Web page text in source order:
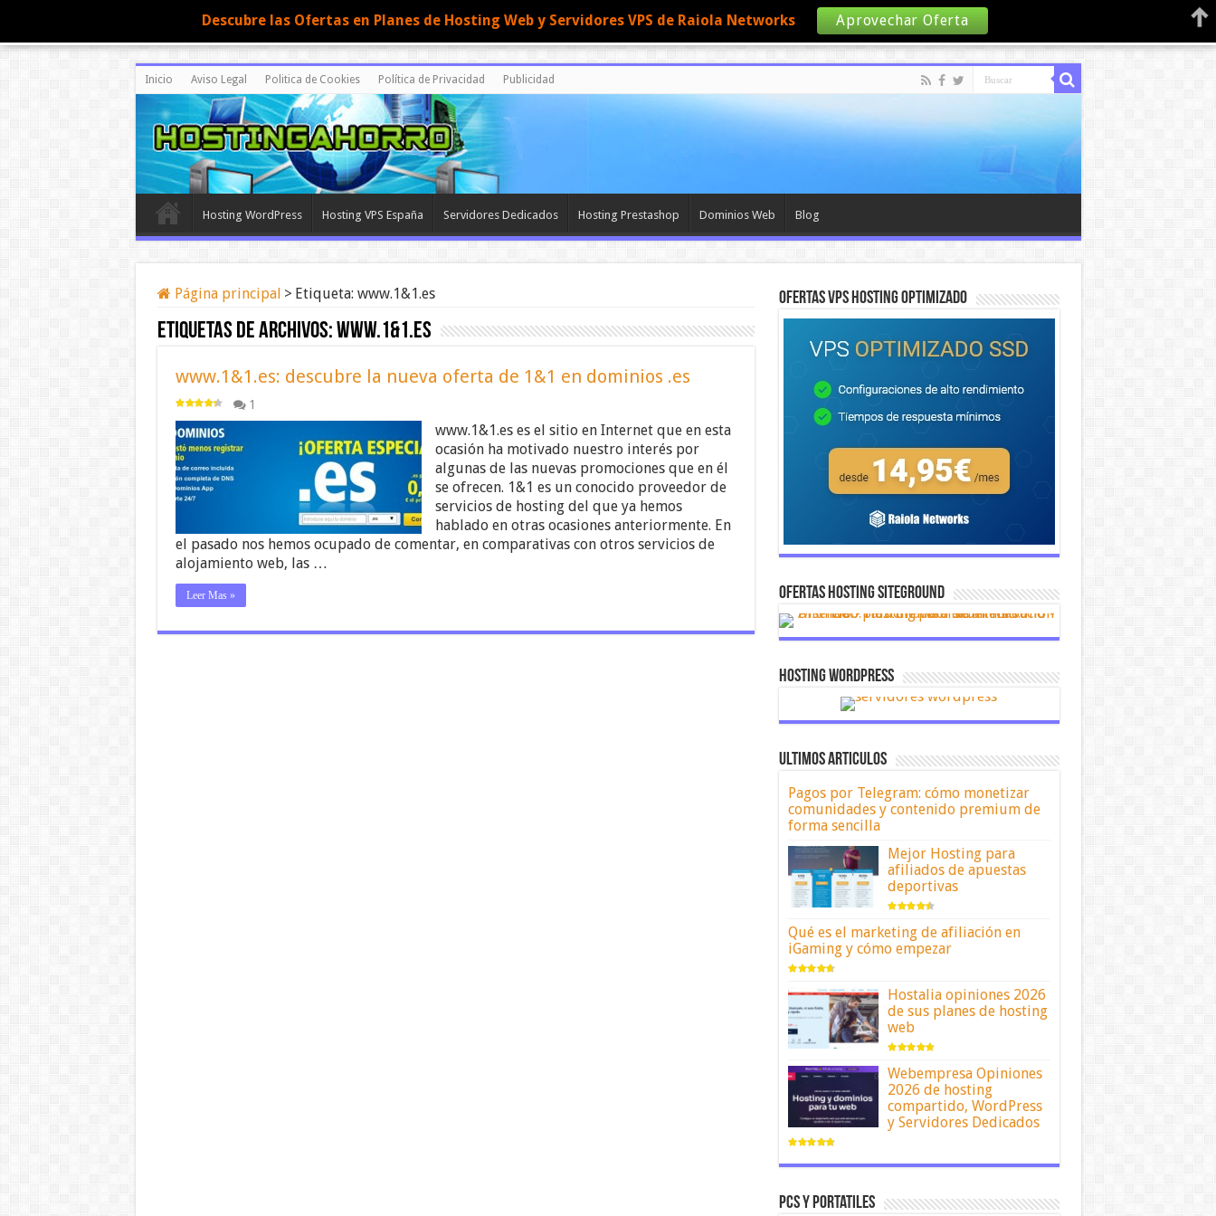
Inicio Aviso Legal Politica de Cookies Política de Privacidad Publicidad
Hosting WordPress Hosting VPS España Servidores Dedicados Hosting Prestashop Dominios Web Blog
Página principal > Etiqueta: www.1&1.es
Etiquetas de archivos:www.1&1.es
www.1&1.es: descubre la nueva oferta de 1&1 en dominios .es
1
www.1&1.es es el sitio en Internet que en esta
ocasión ha motivado nuestro interés por
algunas de las nuevas promociones que en él
se ofrecen. 1&1 es un conocido proveedor de
servicios de hosting del que ya hemos
hablado en otras ocasiones anteriormente. En
el pasado nos hemos ocupado de comentar, en comparativas con otros servicios de
alojamiento web, las …
Leer Mas »
OFERTAS VPS HOSTING OPTIMIZADO
OFERTAS HOSTING SITEGROUND
Hosting Wordpress
ULTIMOS ARTICULOS
Pagos por Telegram: cómo monetizar
comunidades y contenido premium de
forma sencilla
Mejor Hosting para
afiliados de apuestas
deportivas
Qué es el marketing de afiliación en
iGaming y cómo empezar
Hostalia opiniones 2026
de sus planes de hosting
web
Webempresa Opiniones
2026 de hosting
compartido, WordPress
y Servidores Dedicados
Pcs y portatiles
Descubre las Ofertas en Planes de Hosting Web y Servidores VPS de Raiola Networks Aprovechar Oferta